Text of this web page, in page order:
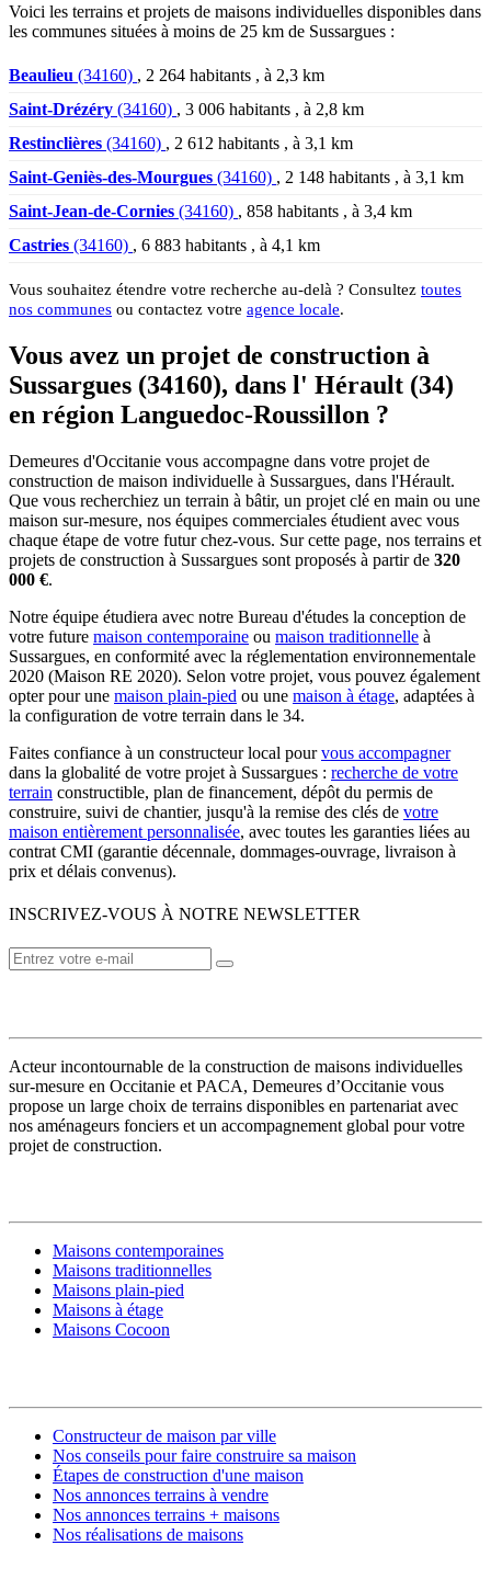
Voici les terrains et projets de maisons individuelles disponibles dans
les communes situées à moins de 25 km de Sussargues :
Beaulieu (34160) , 2 264 habitants , à 2,3 km
Saint-Drézéry (34160) , 3 006 habitants , à 2,8 km
Restinclières (34160) , 2 612 habitants , à 3,1 km
Saint-Geniès-des-Mourgues (34160) , 2 148 habitants , à 3,1 km
Saint-Jean-de-Cornies (34160) , 858 habitants , à 3,4 km
Castries (34160) , 6 883 habitants , à 4,1 km
Vous souhaitez étendre votre recherche au-delà ? Consultez toutes
nos communes ou contactez votre agence locale.
Vous avez un projet de construction à
Sussargues (34160), dans l' Hérault (34)
en région Languedoc-Roussillon ?
Demeures d'Occitanie vous accompagne dans votre projet de
construction de maison individuelle à Sussargues, dans l'Hérault.
Que vous recherchiez un terrain à bâtir, un projet clé en main ou une
maison sur-mesure, nos équipes commerciales étudient avec vous
chaque étape de votre futur chez-vous. Sur cette page, nos terrains et
projets de construction à Sussargues sont proposés à partir de 320
000 €.
Notre équipe étudiera avec notre Bureau d'études la conception de
votre future maison contemporaine ou maison traditionnelle à
Sussargues, en conformité avec la réglementation environnementale
2020 (Maison RE 2020). Selon votre projet, vous pouvez également
opter pour une maison plain-pied ou une maison à étage, adaptées à
la configuration de votre terrain dans le 34.
Faites confiance à un constructeur local pourvous accompagner
dans la globalité de votre projet à Sussargues : recherche de votre
terrain constructible, plan de financement, dépôt du permis de
construire, suivi de chantier, jusqu'à la remise des clés de votre
maison entièrement personnalisée, avec toutes les garanties liées au
contrat CMI (garantie décennale, dommages-ouvrage, livraison à
prix et délais convenus).
INSCRIVEZ-VOUS À NOTRE NEWSLETTER
Acteur incontournable de la construction de maisons individuelles
sur-mesure en Occitanie et PACA, Demeures d’Occitanie vous
propose un large choix de terrains disponibles en partenariat avec
nos aménageurs fonciers et un accompagnement global pour votre
projet de construction.
Maisons contemporaines
Maisons traditionnelles
Maisons plain-pied
Maisons à étage
Maisons Cocoon
Constructeur de maison par ville
Nos conseils pour faire construire sa maison
Étapes de construction d'une maison
Nos annonces terrains à vendre
Nos annonces terrains + maisons
Nos réalisations de maisons